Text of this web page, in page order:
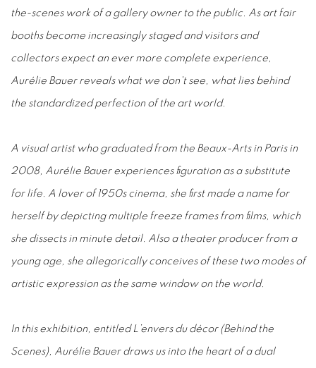
the-scenes work of a gallery owner to the public. As art fair
booths become increasingly staged and visitors and
collectors expect an ever more complete experience,
Aurélie Bauer reveals what we don't see, what lies behind
the standardized perfection of the art world.
A visual artist who graduated from the Beaux-Arts in Paris in
2008, Aurélie Bauer experiences figuration as a substitute
for life. A lover of 1950s cinema, she first made a name for
herself by depicting multiple freeze frames from films, which
she dissects in minute detail. Also a theater producer from a
young age, she allegorically conceives of these two modes of
artistic expression as the same window on the world.
In this exhibition, entitled L’envers du décor (Behind the
Scenes), Aurélie Bauer draws us into the heart of a dual